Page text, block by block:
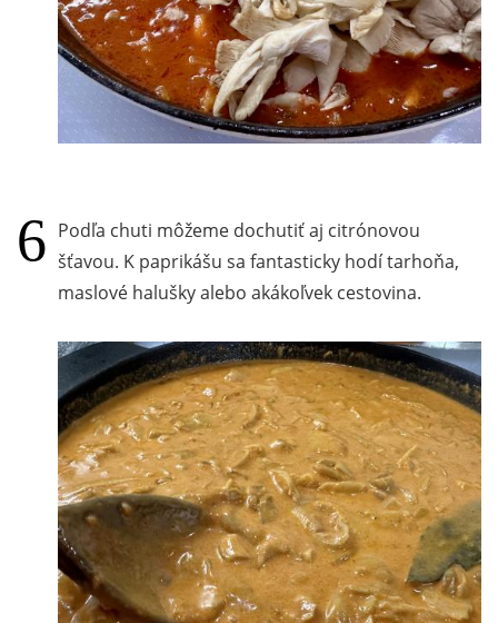
Podľa chuti môžeme dochutiť aj citrónovou
šťavou. K paprikášu sa fantasticky hodí tarhoňa,
maslové halušky alebo akákoľvek cestovina.